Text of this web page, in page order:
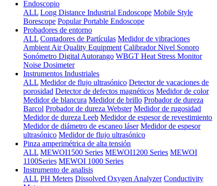
Endoscopio
ALL Long Distance Industrial Endoscope Mobile Style
Borescope Popular Portable Endoscope
Probadores de entorno
ALL Contadores de Partículas Medidor de vibraciones
Ambient Air Quality Equipment Calibrador Nivel Sonoro
Sonómetro Digital Autorango WBGT Heat Stress Monitor
Noise Dosimeter
Instrumentos Industriales
ALL Medidor de flujo ultrasónico Detector de vacaciones de
porosidad Detector de defectos magnéticos Medidor de color
Medidor de blancura Medidor de brillo Probador de dureza
Barcol Probador de dureza Webster Medidor de rugosidad
Medidor de dureza Leeb Medidor de espesor de revestimiento
Medidor de diámetro de escaneo láser Medidor de espesor
ultrasónico Medidor de flujo ultrasónico
Pinza amperimétrica de alta tensión
ALL MEWOI1500 Series MEWOI1200 Series MEWOI
1100Series MEWOI 1000 Series
Instrumento de analisis
ALL PH Meters Dissolved Oxygen Analyzer Conductivity